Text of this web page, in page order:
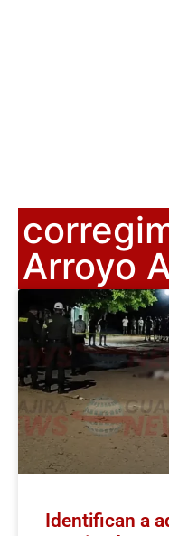
Arroyo
Identifican a